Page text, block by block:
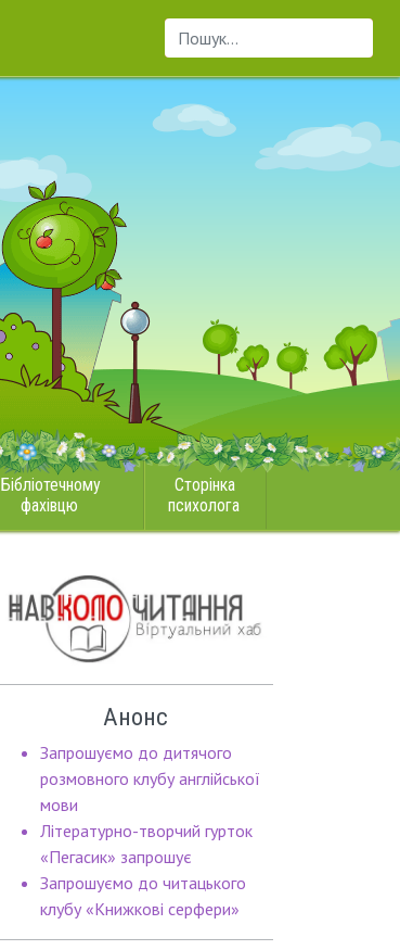
Пошук...
Бібліотечному
фахівцю
Сторінка
психолога
Анонс
Запрошуємо до дитячого
розмовного клубу англійської
мови
Літературно-творчий гурток
«Пегасик» запрошує
Запрошуємо до читацького
клубу «Книжкові серфери»